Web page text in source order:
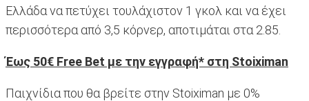
Ελλάδα να πετύχει τουλάχιστον 1 γκολ και να έχει
περισσότερα από 3,5 κόρνερ, αποτιμάται στα 2.85.
Έως 50€ Free Bet με την εγγραφή* στη Stoiximan
Παιχνίδια που θα βρείτε στην Stoiximan με 0%